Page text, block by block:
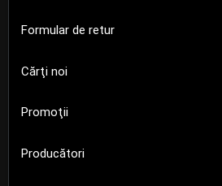
Formular de retur
Cărţi noi
Promoţii
Producători